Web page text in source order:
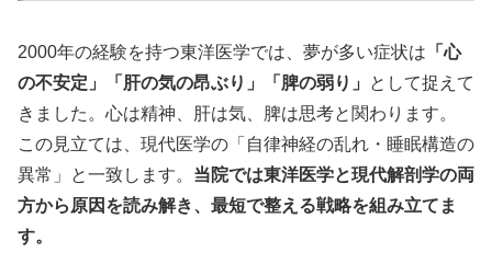
2000年の経験を持つ東洋医学では、夢が多い症状は 「心
の不安定」「肝の気の昂ぶり」「脾の弱り」
として捉えて
きました。心は精神、肝は気、脾は思考と関わります。
この見立ては、現代医学の「自律神経の乱れ・睡眠構造の
異常」と一致します。 当院では東洋医学と現代解剖学の両
方から原因を読み解き、最短で整える戦略を組み立てま
す。